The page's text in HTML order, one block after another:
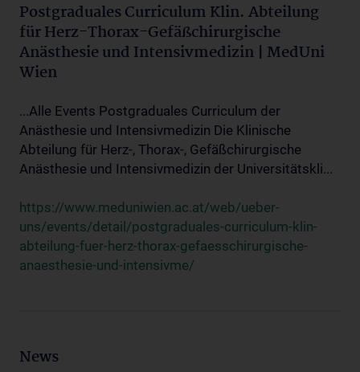
Postgraduales Curriculum Klin. Abteilung
für Herz-Thorax-Gefäßchirurgische
Anästhesie und Intensivmedizin | MedUni
Wien
...Alle Events Postgraduales Curriculum der
Anästhesie und Intensivmedizin Die Klinische
Abteilung für Herz-, Thorax-, Gefäßchirurgische
Anästhesie und Intensivmedizin der Universitätskli...
https://www.meduniwien.ac.at/web/ueber-
uns/events/detail/postgraduales-curriculum-klin-
abteilung-fuer-herz-thorax-gefaesschirurgische-
anaesthesie-und-intensivme/
News